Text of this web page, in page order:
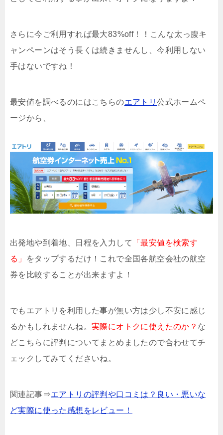
さらに今ご利用すれば最大83%off！！こんな太っ腹キ
ャンペーンはそう長くは続きませんし、今利用しない
手はないですね！
最安値を調べるのにはこちらのエアトリ公式ホームペ
ージから、
出発地や到着地、日程を入力して
「最安値を検索す
る」
をタップするだけ！これで全国各航空会社の航空
券を比較することが出来ますよ！
でもエアトリを利用した事が無い方は少し不安に感じ
るかもしれませんね。 実際にオトクに使えたのか？ な
どこちらに評判についてまとめましたので合わせてチ
ェックしてみてくださいね。
関連記事⇒エアトリの評判や口コミは？良い・悪いな
ど実際に使った感想をレビュー！